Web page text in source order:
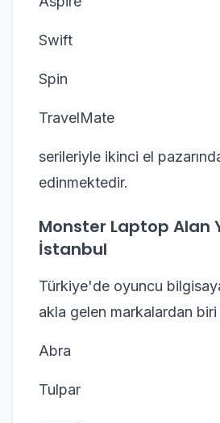
Swift
Spin
TravelMate
serileriyle ikinci el
edinmektedir.
Monster Laptop Alan
İstanbul
Türkiye'de oyuncu
akla gelen markalardan
Abra
Tulpar